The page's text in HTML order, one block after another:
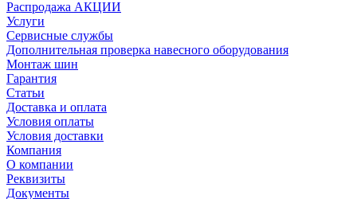
Распродажа АКЦИИ
Услуги
Сервисные службы
Дополнительная проверка навесного оборудования
Монтаж шин
Гарантия
Статьи
Доставка и оплата
Условия оплаты
Условия доставки
Компания
О компании
Реквизиты
Документы